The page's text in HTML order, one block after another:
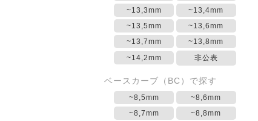
~13,3mm
~13,4mm
~13,5mm
~13,6mm
~13,7mm
~13,8mm
~14,2mm
非公表
ベースカーブ（BC）で探す
~8,5mm
~8,6mm
~8,7mm
~8,8mm